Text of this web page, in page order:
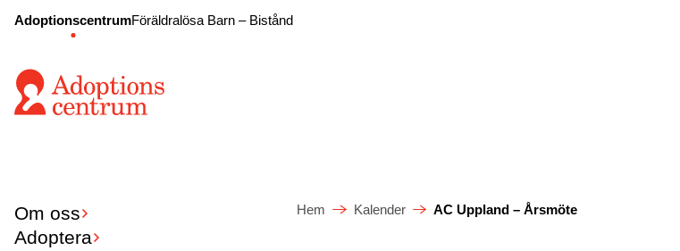
AdoptionscentrumFöräldralösa Barn – Bistånd
Om oss
Adoptera
Hem Kalender AC Uppland – Årsmöte